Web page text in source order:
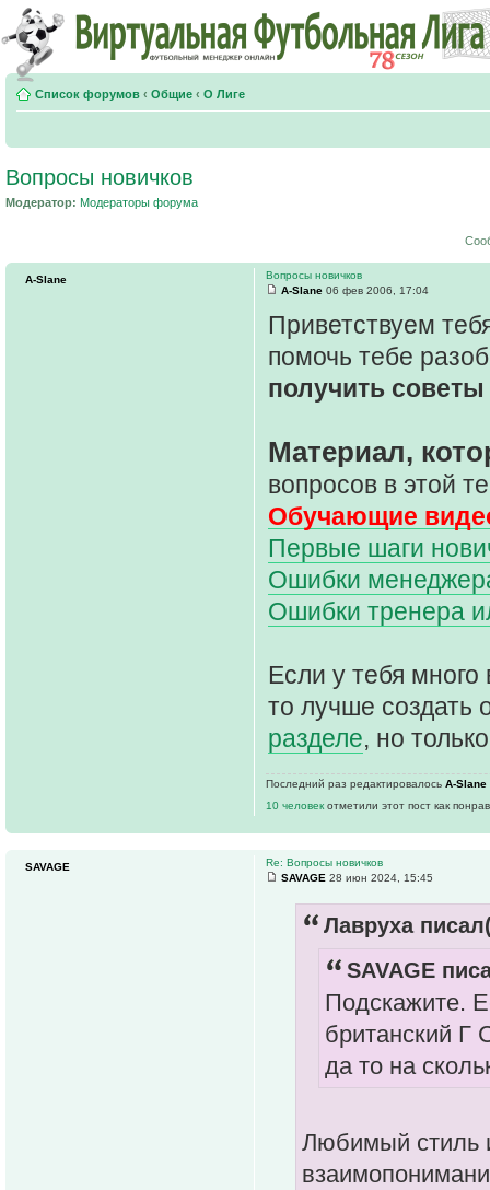
Список форумов ‹ Общие ‹ О Лиге
Вопросы новичков
Модератор: Модераторы форума
Вопросы новичков
A-Slane 06 фев 2006, 17:04
Приветствуем
помочь тебе
получить советы
Материал,
вопросов в этой
Обучающие
Первые шаги
Ошибки
Ошибки тренера
Если у тебя много
то лучше создать
разделе, но
Последний раз редактировалось A-Slane
10 человек отметили этот пост как
A-Slane
Re: Вопросы новичков
SAVAGE 28 июн 2024, 15:45
Лавруха
SAVAGE
Подскажите.
британский Г
да то на
Любимый стиль
SAVAGE